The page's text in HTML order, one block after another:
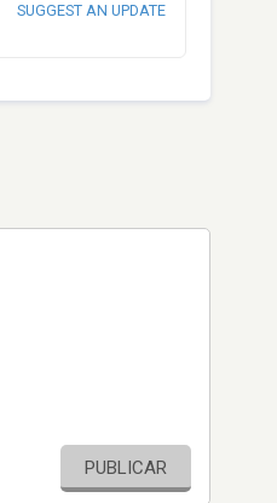
SUGGEST AN UPDATE
PUBLICAR